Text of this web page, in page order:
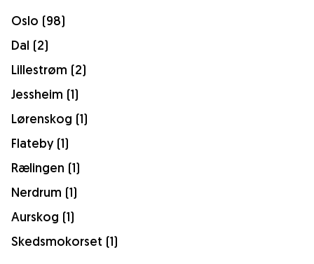
Oslo (98)
Dal (2)
Lillestrøm (2)
Jessheim (1)
Lørenskog (1)
Flateby (1)
Rælingen (1)
Nerdrum (1)
Aurskog (1)
Skedsmokorset (1)